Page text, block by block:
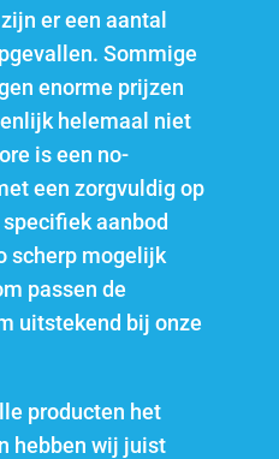
er een aantal
Sommige
enorme prijzen
helemaal niet
is een no-
een zorgvuldig op
aanbod
scherp mogelijk
passen de
uitstekend bij onze
producten het
hebben wij juist